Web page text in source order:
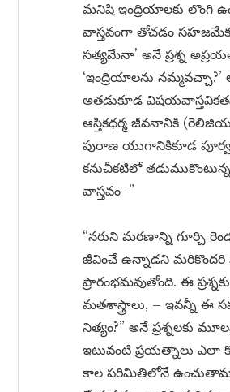
మనిషి ఇంద్రియాలకు లొంగి
వాస్తవంగా తోచడం
సత్యమేనా’ అనే ప్రశ్న
‘ఇంద్రియాలను
అతడుకూడ
ఆస్తికధర్మ జీవనానికి
పురాణ యుగానికికూడ
కనుచీకటిలో
వాస్తవం–”
“నరుని మరణాన్ని గూర్చి
జీవించే ఉన్నాడని మరికొందరి
ప్రారంభమవుతోంది. ఈ
మతశాస్త్రాలు, – ఇవన్నీ
నిత్యం?” అనే ప్రశ్నలకు
ఇటువంటి ప్రయత్నాలు ఎలా
కాల పరిమితిలోనే ఉంచుతామనీ